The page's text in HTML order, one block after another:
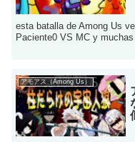
esta batalla de Among Us
Paciente0 VS MC y
アモアス（Among Us）